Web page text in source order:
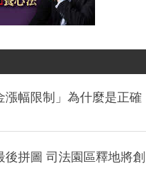
幅限制」為什麼是正確
拼圖 司法園區釋地將創